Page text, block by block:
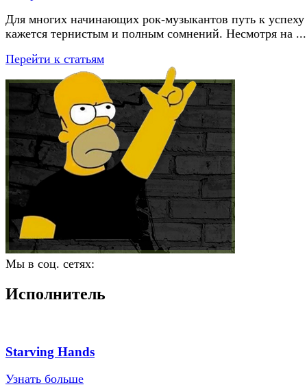
Для многих начинающих рок-музыкантов путь к успеху
кажется тернистым и полным сомнений. Несмотря на ...
Перейти к статьям
Мы в соц. сетях:
Исполнитель
Starving Hands
Узнать больше